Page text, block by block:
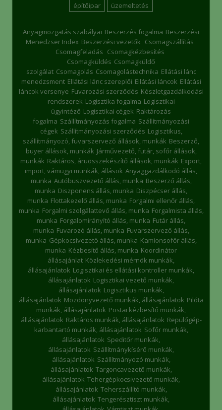
építőipar
üzemeltetés
Anyagmozgatás szabályai Beszerzés fogalma Beszerzési
Menedzser Index Beszerzési vezetők Csomagszállítás
Csomagfeladás Csomagkézbesítés
Csomagküldés Csomagküldő
szolgálat Csomagolás Csomagolástechnika Ellátási lánc
menedzsment Ellátási lánc szereplői Ellátási láncok Ellátási
láncok versenye Fuvarozási szerződés Készletgazdálkodási
rendszerek Logisztika fogalma Logisztikai
ügyintéző Logisztikai cégek Raktározás
fogalma Szállítmányozás fogalma Szállítmányozási
cégek Szállítmányozási szerződés Logisztikus,
szállítmányozó, fuvarszervező állások, munkák Beszerző,
buyer állások, munkák Járművezető, futár, sofőr állások,
munkák Raktáros, áruösszekészítő állások, munkák Export,
import, vámügyi munkák, állások Anyaggazdálkodó állás,
munka Autóbuszvezető állás, munka Beszerző állás,
munka Diszponens állás, munka Diszpécser állás,
munka Flottakezelő állás, munka Forgalmi ellenőr állás,
munka Forgalmi szolgálattevő állás, munka Forgalmista állás,
munka Forgalomirányító állás, munka Futár állás,
munka Fuvarozó állás, munka Fuvarszervező állás,
munka Gépkocsivezető állás, munka Kamionsofőr állás,
munka Kézbesítő állás, munka Koordinátor
állásajánlat Közlekedési mérnök munkák,
állásajánlatok Logisztikai és ellátási kontroller munkák,
állásajánlatok Logisztikai vezető munkák,
állásajánlatok Logisztikus munkák,
állásajánlatok Mozdonyvezető munkák, állásajánlatok Pilóta
munkák, állásajánlatok Postai kézbesítő munkák,
állásajánlatok Raktáros munkák, állásajánlatok Repülőgép-
karbantartó munkák, állásajánlatok Sofőr munkák,
állásajánlatok Speditőr munkák,
állásajánlatok Szállítmánykísérő munkák,
állásajánlatok Szállítmányozó munkák,
állásajánlatok Targoncavezető munkák,
állásajánlatok Tehergépkocsivezető munkák,
állásajánlatok Teherszállító munkák,
állásajánlatok Tengerésztiszt munkák,